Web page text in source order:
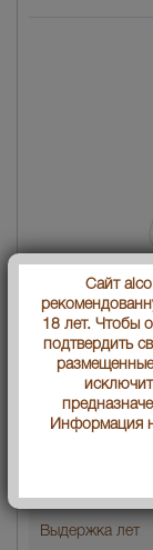
Brillet Tres Rare
Рар Эритаж
Страна
Выдержка лет
Сайт
18 лет. Чтобы
подтвердить
Информация